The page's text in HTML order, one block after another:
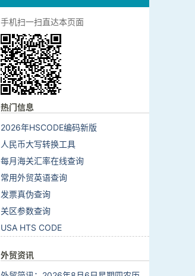
手机扫一扫直达本页面
热门信息
2026年HSCODE编码新版
人民币大写转换工具
每月海关汇率在线查询
常用外贸英语查询
发票真伪查询
关区参数查询
USA HTS CODE
外贸资讯